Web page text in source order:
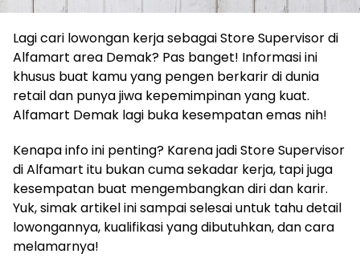
Lagi cari lowongan kerja sebagai Store Supervisor di
Alfamart area Demak? Pas banget! Informasi ini
khusus buat kamu yang pengen berkarir di dunia
retail dan punya jiwa kepemimpinan yang kuat.
Alfamart Demak lagi buka kesempatan emas nih!
Kenapa info ini penting? Karena jadi Store Supervisor
di Alfamart itu bukan cuma sekadar kerja, tapi juga
kesempatan buat mengembangkan diri dan karir.
Yuk, simak artikel ini sampai selesai untuk tahu detail
lowongannya, kualifikasi yang dibutuhkan, dan cara
melamarnya!